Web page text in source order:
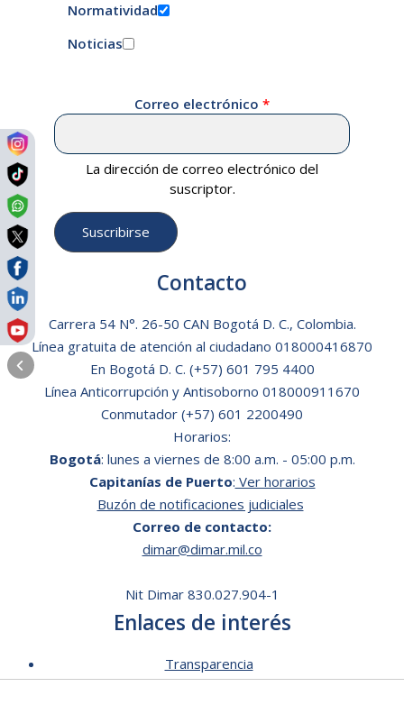
Normatividad
Noticias
Correo electrónico
La dirección de correo electrónico del
suscriptor.
Contacto
Carrera 54 N°. 26-50 CAN Bogotá D. C., Colombia.
Línea gratuita de atención al ciudadano 018000416870
En Bogotá D. C. (+57) 601 795 4400
Línea Anticorrupción y Antisoborno 018000911670
Conmutador (+57) 601 2200490
Horarios:
Bogotá: lunes a viernes de 8:00 a.m. - 05:00 p.m.
Capitanías de Puerto: Ver horarios
Buzón de notificaciones judiciales
Correo de contacto:
dimar@dimar.mil.co
Nit Dimar 830.027.904-1
Enlaces de interés
Transparencia